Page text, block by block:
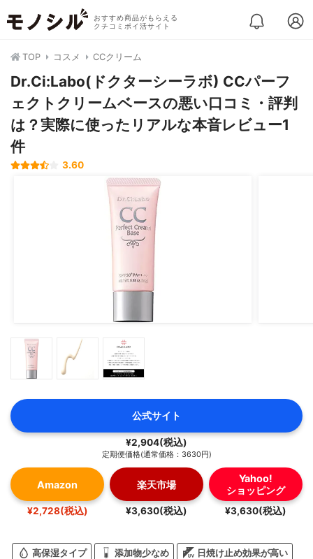
おすすめ商品がもらえる
クチコミポイ活サイト
TOP コスメ CCクリーム
Dr.Ci:Labo(ドクターシーラボ) CCパーフ
ェクトクリームベースの悪い口コミ・評判
は？実際に使ったリアルな本音レビュー1
件
3.60
公式サイト
¥2,904(税込)
定期便価格(通常価格：3630円)
Amazon
¥2,728(税込)
楽天市場
¥3,630(税込)
Yahoo!
ショッピング
¥3,630(税込)
高保湿タイプ 添加物少なめ 日焼け止め効果が高い